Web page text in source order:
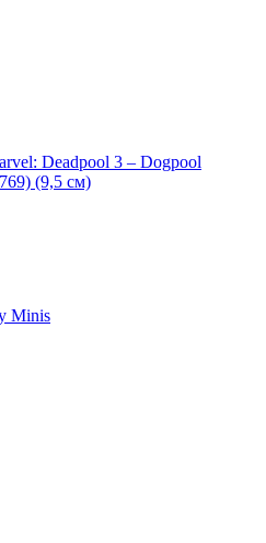
Deadpool 3 – Dogpool
(9,5 см)
Minis